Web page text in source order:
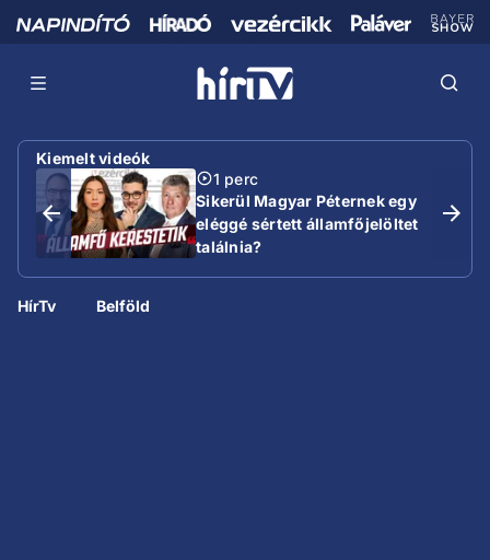
Kiemelt videók
1 perc
Sikerül Magyar Péternek egy
eléggé sértett államfőjelöltet
találnia?
HírTv Belföld